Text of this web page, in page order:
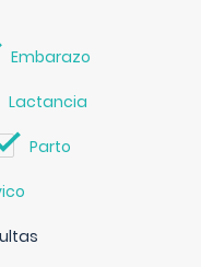
Embarazo
Lactancia
Parto